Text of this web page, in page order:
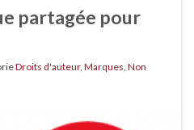
partagée pour
Droits d'auteur, Marques Non